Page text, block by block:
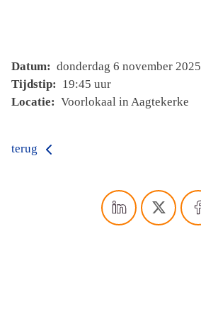
Datum: donderdag 6 november 2025
Tijdstip: 19:45 uur
Locatie: Voorlokaal in Aagtekerke
terug